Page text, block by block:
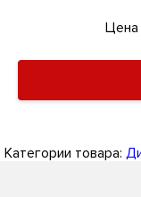
Категории товара: